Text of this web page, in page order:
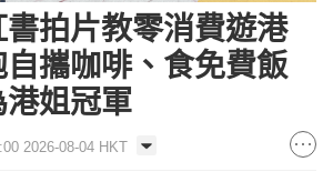
拍片教零消費遊港
攜咖啡、食免費飯
姐冠軍
2026-08-04 HKT